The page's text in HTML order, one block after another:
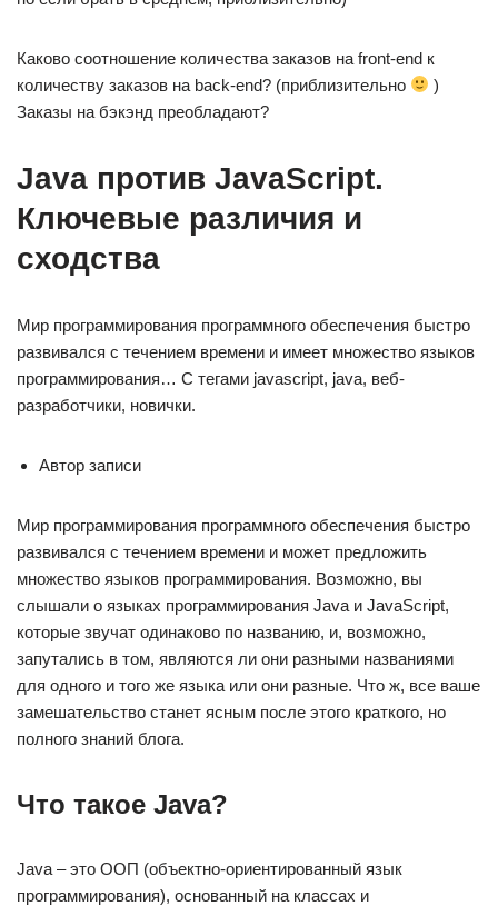
Каково соотношение количества заказов на front-end к
количеству заказов на back-end? (приблизительно
)
Заказы на бэкэнд преобладают?
Java против JavaScript.
Ключевые различия и
сходства
Мир программирования программного обеспечения быстро
развивался с течением времени и имеет множество языков
программирования… С тегами javascript, java, веб-
разработчики, новички.
Автор записи
Мир программирования программного обеспечения быстро
развивался с течением времени и может предложить
множество языков программирования. Возможно, вы
слышали о языках программирования Java и JavaScript,
которые звучат одинаково по названию, и, возможно,
запутались в том, являются ли они разными названиями
для одного и того же языка или они разные. Что ж, все ваше
замешательство станет ясным после этого краткого, но
полного знаний блога.
Что такое Java?
Java – это ООП (объектно-ориентированный язык
программирования), основанный на классах и